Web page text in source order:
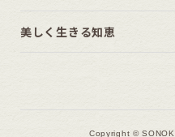
美しく生きる知恵
Copyright ©